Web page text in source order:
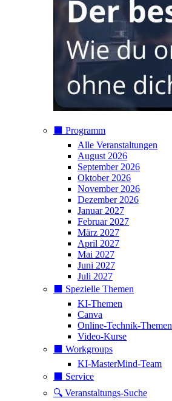
⬛️ Programm
Alle Veranstaltungen
August 2026
September 2026
Oktober 2026
November 2026
Dezember 2026
Januar 2027
Februar 2027
März 2027
April 2027
Mai 2027
Juni 2027
Juli 2027
⬛️ Spezielle Themen
KI-Themen
Canva
Online-Technik-Themen
Video-Kurse
⬛️ Workgroups
KI-MasterMind-Team
⬛️ Service
🔍 Veranstaltungs-Suche